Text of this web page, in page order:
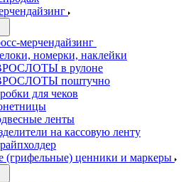
мерчендайзинг
номерки, наклейки
в рулоне
поштучно
для чеков
ленты
на кассовую ленту
(грифельные) ценники и маркеры